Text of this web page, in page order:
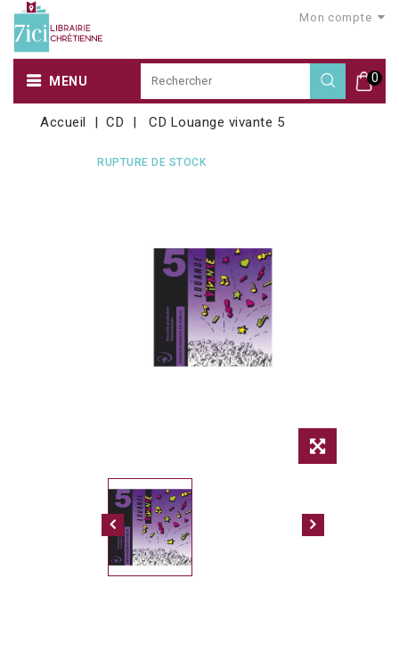
Mon compte
0
MENU
Accueil CD CD Louange vivante 5
RUPTURE DE STOCK